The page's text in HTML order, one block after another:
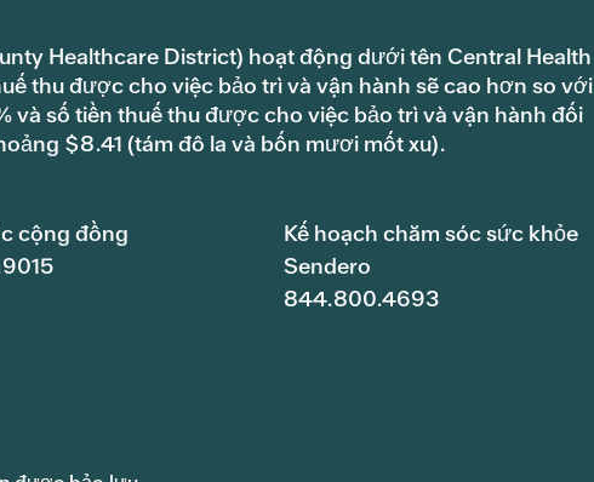
Healthcare District) hoạt động dưới tên Central Health
thu được cho việc bảo trì và vận hành sẽ cao hơn so với
và số tiền thuế thu được cho việc bảo trì và vận hành đối
$8.41 (tám đô la và bốn mươi mốt xu).
cộng đồng
Kế hoạch chăm sóc sức khỏe
Sendero
844.800.4693